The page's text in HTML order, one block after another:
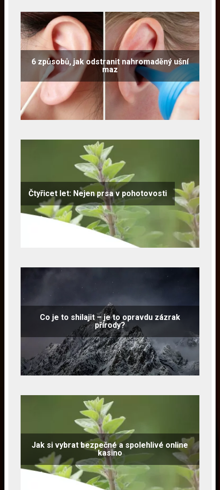
6 způsobů, jak odstranit nahromaděný ušní
maz
Čtyřicet let: Nejen prsa v pohotovosti
Co je to shilajit – je to opravdu zázrak
přírody?
Jak si vybrat bezpečné a spolehlivé online
kasino